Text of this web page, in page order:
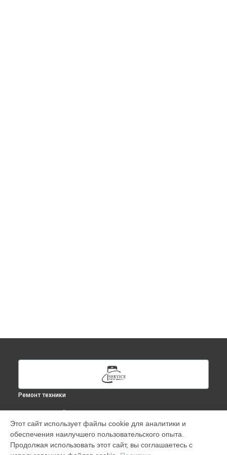
Ремонт техники
Ремонт Apple Watch Series 8 41mm в Краснодаре
Этот сайт использует файлы cookie для аналитики и
обеспечения наилучшего пользовательского опыта.
Продолжая использовать этот сайт, вы соглашаетесь с